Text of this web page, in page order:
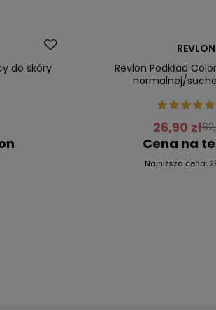
do skóry
REVLON
Revlon Podkład
normalnej/
26,90 zł
Cena na
Najniższa cena: